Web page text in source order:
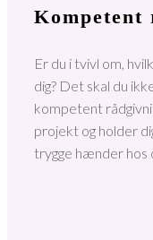
Kompetent
Er du i tvivl om,
dig? Det skal du
kompetent
projekt og holder
trygge hænder hos